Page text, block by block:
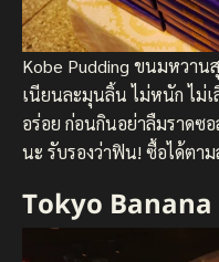
Kobe Pudding ขนมหวาน
เนียนละมุนลิ้น ไม่หนัก ไม่
อร่อย ก่อนกินอย่าลืมราดซ
นะ รับรองว่าฟิน! ซื้อได้ตา
Tokyo Banana